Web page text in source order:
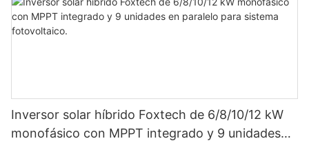
Inversor solar híbrido Foxtech de 6/8/10/12 kW
monofásico con MPPT integrado y 9 unidades